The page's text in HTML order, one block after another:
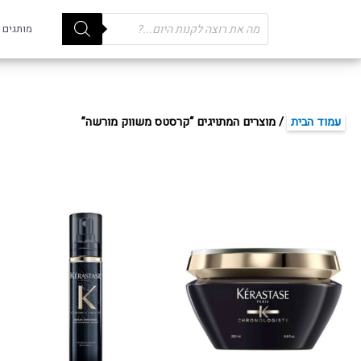
מותגים
Products
search
עמוד הבית / מוצרים המתויגים “קרסטס משווק מורשה”